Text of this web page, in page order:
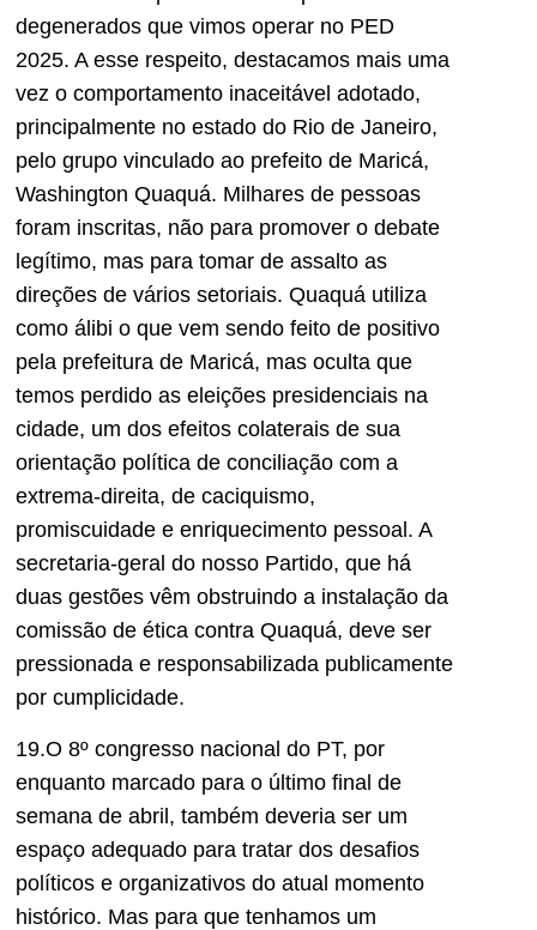
degenerados que vimos operar no PED
2025. A esse respeito, destacamos mais uma
vez o comportamento inaceitável adotado,
principalmente no estado do Rio de Janeiro,
pelo grupo vinculado ao prefeito de Maricá,
Washington Quaquá. Milhares de pessoas
foram inscritas, não para promover o debate
legítimo, mas para tomar de assalto as
direções de vários setoriais. Quaquá utiliza
como álibi o que vem sendo feito de positivo
pela prefeitura de Maricá, mas oculta que
temos perdido as eleições presidenciais na
cidade, um dos efeitos colaterais de sua
orientação política de conciliação com a
extrema-direita, de caciquismo,
promiscuidade e enriquecimento pessoal. A
secretaria-geral do nosso Partido, que há
duas gestões vêm obstruindo a instalação da
comissão de ética contra Quaquá, deve ser
pressionada e responsabilizada publicamente
por cumplicidade.
19.O 8º congresso nacional do PT, por
enquanto marcado para o último final de
semana de abril, também deveria ser um
espaço adequado para tratar dos desafios
políticos e organizativos do atual momento
histórico. Mas para que tenhamos um